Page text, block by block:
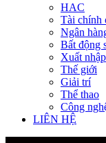
HAC
Tài chính
Ngân
Bất động
Xuất
Thế giới
Giải trí
Thể thao
Công
LIÊN HỆ